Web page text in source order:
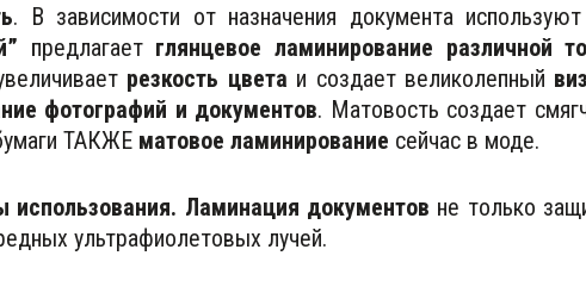
. В зависимости от назначения документа используют
предлагает глянцевое ламинирование различной
резкость цвета и создает великолепный
фотографий и документов. Матовость создает
ТАКЖЕ матовое ламинирование сейчас в моде.
использования. Ламинация документов не только
ультрафиолетовых лучей.